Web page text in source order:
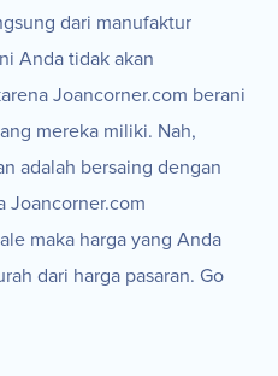
dari manufaktur
Anda tidak akan
Joancorner.com berani
mereka miliki. Nah,
adalah bersaing dengan
Joancorner.com
maka harga yang Anda
dari harga pasaran. Go